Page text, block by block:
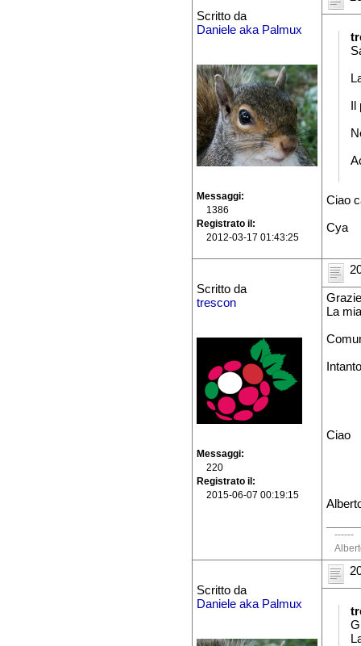
Scritto da
Daniele aka Palmux
Messaggi
1386
Registrato il
2012-03-17 01:43:25
Ciao
Cya
Scritto da
trescon
Messaggi
220
Registrato il
2015-06-07 00:19:15
La
Ciao
------
Scritto da
Daniele aka Palmux